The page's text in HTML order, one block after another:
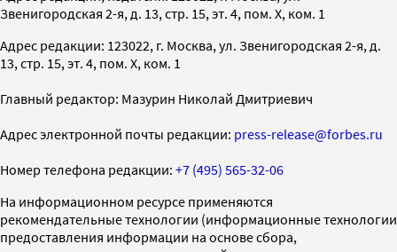
Звенигородская 2-я, д. 13, стр. 15, эт. 4, пом. X, ком. 1
Адрес редакции: 123022, г. Москва, ул. Звенигородская 2-я, д.
13, стр. 15, эт. 4, пом. X, ком. 1
Главный редактор: Мазурин Николай Дмитриевич
Адрес электронной почты редакции: press-release@forbes.ru
Номер телефона редакции: +7 (495) 565-32-06
На информационном ресурсе применяются
рекомендательные технологии (информационные технологии
предоставления информации на основе сбора,